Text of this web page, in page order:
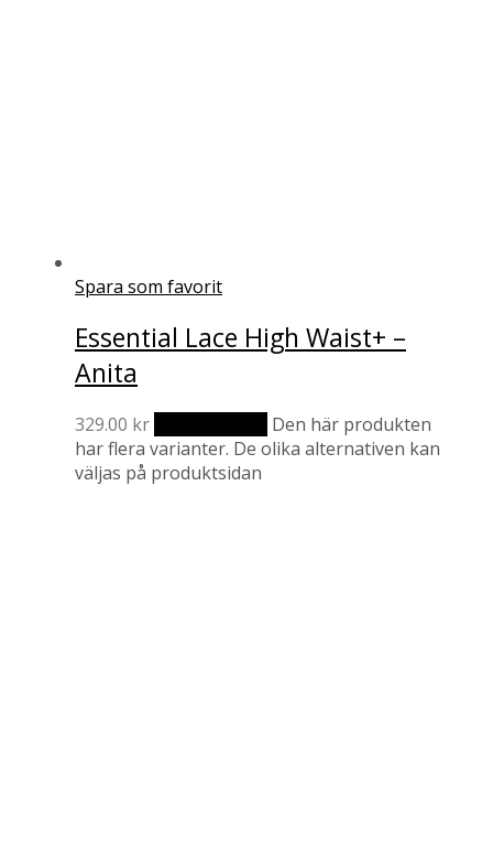
Spara som favorit
Essential Lace High Waist+ –
Anita
329.00 kr
Den här produkten
har flera varianter. De olika alternativen kan
väljas på produktsidan